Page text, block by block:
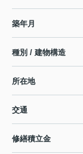
築年月
種別 / 建物構造
所在地
交通
修繕積立金